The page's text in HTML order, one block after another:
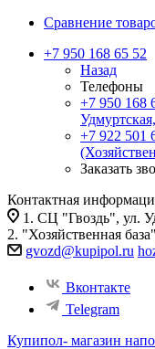
Сравнение
+7 950 168 65 52
Назад
Телефоны
+7 950 168
+7 922 501
Заказать
Контактная
1. СЦ "Гвоздь", ул.
2. "Хозяйственная
gvozd@kupipol.ru
Вконтакте
Telegram
Купипол- магазин